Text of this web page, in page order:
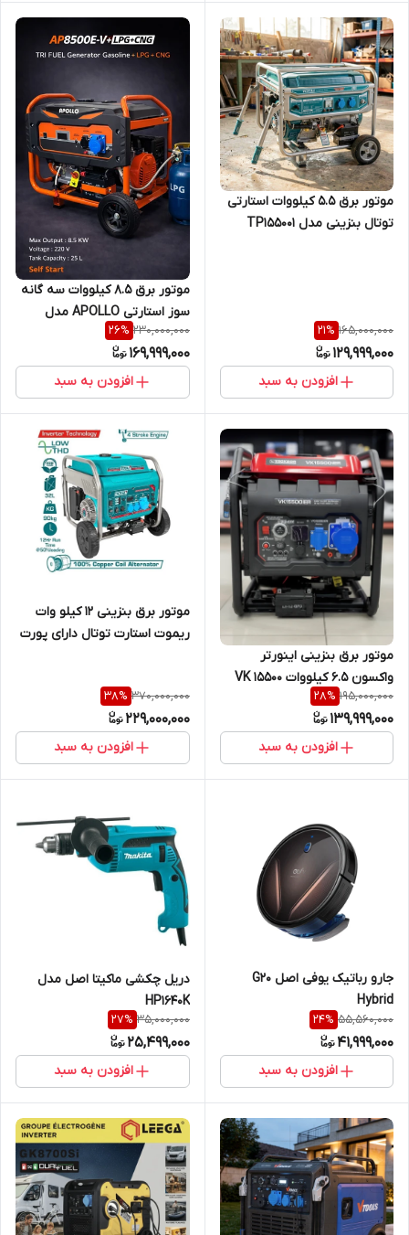
موتور برق ۵.۵ کیلووات استارتی
توتال بنزینی مدل TP155001
165,000,000
21%
129,999,000
افزودن به سبد
موتور برق 8.5 کیلووات سه گانه
سوز استارتی APOLLO مدل
RP8500E-V+LPG+CNG
230,000,000
26%
169,999,000
افزودن به سبد
موتور برق بنزینی اینورتر
واکسون 6.5 کیلووات VK 15500
iER
195,000,000
28%
139,999,000
افزودن به سبد
موتور برق بنزینی ۱۲ کیلو وات
ریموت استارت توتال دارای پورت
370,000,000
38%
229,000,000
افزودن به سبد
جارو رباتیک یوفی اصل G20
Hybrid
55,560,000
24%
41,999,000
افزودن به سبد
دریل چکشی ماکیتا اصل مدل
HP1640K
35,000,000
27%
25,499,000
افزودن به سبد